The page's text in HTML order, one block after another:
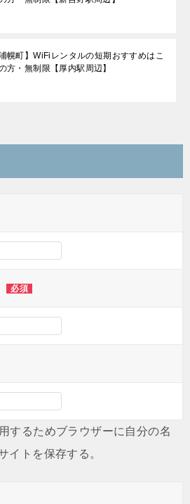
浦幌町】WiFiレンタルの短期おすすめはこ
方・無制限【厚内駅周辺】
必須
するためブラウザーに自分の名
イトを保存する。